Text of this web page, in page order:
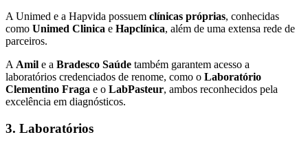
A Unimed e a Hapvida possuem clínicas próprias, conhecidas
como Unimed Clinica e Hapclínica, além de uma extensa rede de
parceiros.
A Amil e a Bradesco Saúde também garantem acesso a
laboratórios credenciados de renome, como o Laboratório
Clementino Fraga e o LabPasteur, ambos reconhecidos pela
excelência em diagnósticos.
3. Laboratórios